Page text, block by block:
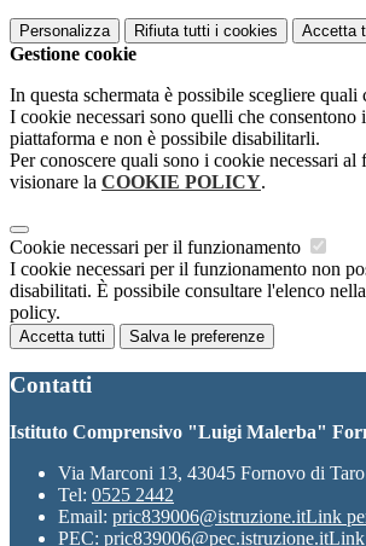
Personalizza Rifiuta tutti i cookies Accetta
Gestione cookie
In questa schermata è possibile scegliere quali
I cookie necessari sono quelli che consentono
piattaforma e non è possibile disabilitarli.
Per conoscere quali sono i cookie necessari al
visionare la COOKIE POLICY.
Cookie necessari per il funzionamento
I cookie necessari per il funzionamento non
disabilitati. È possibile consultare l'elenco
policy.
Accetta tutti Salva le preferenze
Contatti
Istituto Comprensivo "Luigi Malerba"
Via Marconi 13, 43045 Fornovo di
Tel: 0525 2442
Email: pric839006@istruzione.itLink
PEC: pric839006@pec.istruzione.itLink